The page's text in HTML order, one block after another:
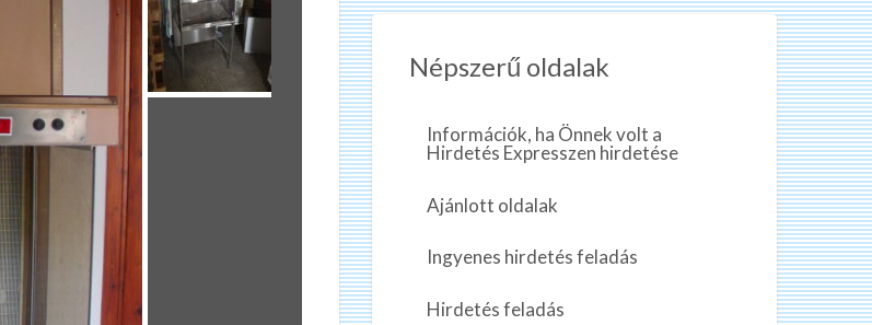
Népszerű oldalak
Információk, ha Önnek volt a
Hirdetés Expresszen hirdetése
Ajánlott oldalak
Ingyenes hirdetés feladás
Hirdetés feladás